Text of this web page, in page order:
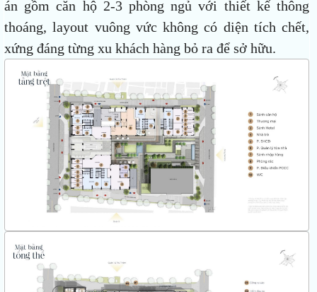
án gồm căn hộ 2-3 phòng ngủ với thiết kế thông
thoáng, layout vuông vức không có diện tích chết,
xứng đáng từng xu khách hàng bỏ ra để sở hữu.